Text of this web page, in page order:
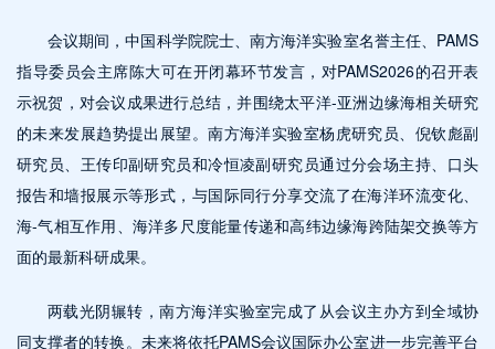
会议期间，中国科学院院士、南方海洋实验室名誉主任、PAMS
指导委员会主席陈大可在开闭幕环节发言，对PAMS2026的召开表
示祝贺，对会议成果进行总结，并围绕太平洋-亚洲边缘海相关研究
的未来发展趋势提出展望。南方海洋实验室杨虎研究员、倪钦彪副
研究员、王传印副研究员和冷恒凌副研究员通过分会场主持、口头
报告和墙报展示等形式，与国际同行分享交流了在海洋环流变化、
海-气相互作用、海洋多尺度能量传递和高纬边缘海跨陆架交换等方
面的最新科研成果。
两载光阴辗转，南方海洋实验室完成了从会议主办方到全域协
同支撑者的转换。未来将依托PAMS会议国际办公室进一步完善平台